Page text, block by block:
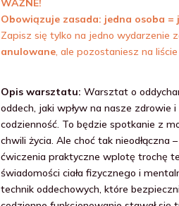
WAŻNE!
Obowiązuje zasada: jedna osoba
Zapisz się tylko na jedno wydarzenie
anulowane, ale pozostaniesz na
Opis warsztatu: Warsztat o
oddech, jaki wpływ na nasze
codzienność. To będzie spotkanie z
chwili życia. Ale choć tak
ćwiczenia praktyczne wplotę trochę
świadomości ciała fizycznego i
technik oddechowych, które